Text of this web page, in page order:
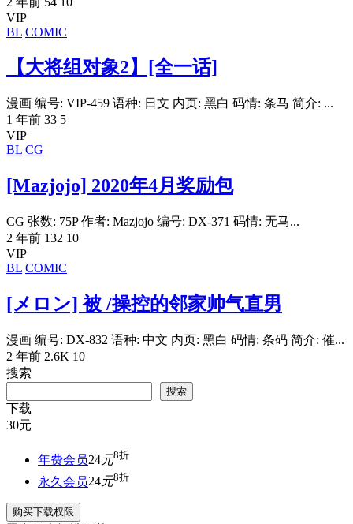
VIP
BL COMIC
【大将组对象2】[全一话]
漫画 编号: VIP-459 语种: 日文 内页: 黑白 码情: 条马 简介: ...
1 年前 33 5
VIP
BL CG
[Mazjojo] 2020年4月奖励包
CG 张数: 75P 作者: Mazjojo 编号: DX-371 码情: 无马...
2 年前 132 10
VIP
BL COMIC
[メロン] 被 /操控的邻家帅气直男
漫画 编号: DX-832 语种: 中文 内页: 黑白 码情: 条码 简介: 催...
2 年前 2.6K 10
搜索
搜索
下载
30元
年费会员24元8折
永久会员24元8折
购买下载权限